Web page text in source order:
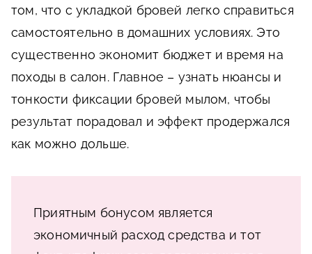
том, что с укладкой бровей легко справиться
самостоятельно в домашних условиях. Это
существенно экономит бюджет и время на
походы в салон. Главное – узнать нюансы и
тонкости фиксации бровей мылом, чтобы
результат порадовал и эффект продержался
как можно дольше.
Приятным бонусом является
экономичный расход средства и тот